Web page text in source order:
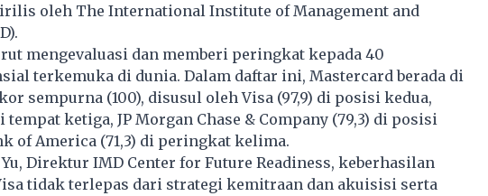
oleh The International Institute of Management and
mengevaluasi dan memberi peringkat kepada 40
terkemuka di dunia. Dalam daftar ini, Mastercard berada di
sempurna (100), disusul oleh Visa (97,9) di posisi kedua,
tempat ketiga, JP Morgan Chase & Company (79,3) di posisi
of America (71,3) di peringkat kelima.
Direktur IMD Center for Future Readiness, keberhasilan
tidak terlepas dari strategi kemitraan dan akuisisi serta